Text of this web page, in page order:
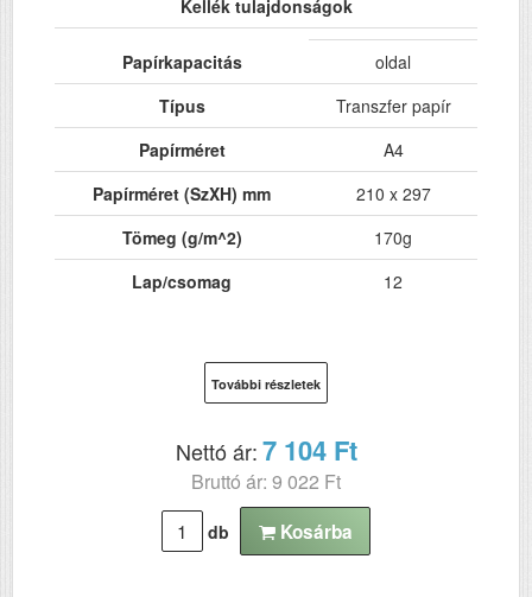
Kellék tulajdonságok
Papírkapacitás
oldal
Típus
Transzfer papír
Papírméret
A4
Papírméret (SzXH) mm
210 x 297
Tömeg (g/m^2)
170g
Lap/csomag
12
További részletek
Nettó ár:7 104 Ft
Bruttó ár: 9 022 Ft
db Kosárba